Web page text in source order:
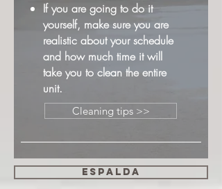
If you are going to do it
yourself, make sure you are
realistic about your schedule
and how much time it will
take you to clean the entire
unit.
Cleaning tips >>
espalda